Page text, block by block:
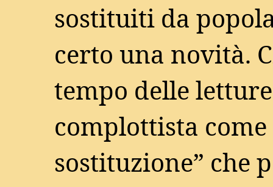
sostituiti da
certo una novità.
tempo delle
complottista
sostituzione” che